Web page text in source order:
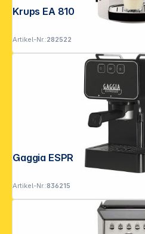
Krups EA 8105
Artikel-Nr.:282522
Artikel-Nr.:836215